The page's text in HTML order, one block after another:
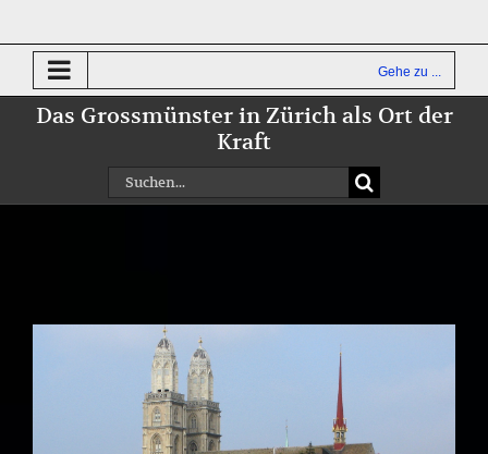
springen
Gehe zu ...
Das Grossmünster in Zürich als Ort der
Kraft
Suche
nach: